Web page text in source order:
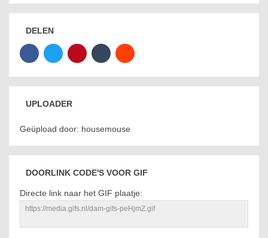
DELEN
UPLOADER
Geüpload door: housemouse
DOORLINK CODE'S VOOR GIF
Directe link naar het GIF plaatje: